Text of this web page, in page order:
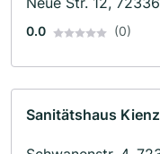
0.0 (0)
Sanitätshaus